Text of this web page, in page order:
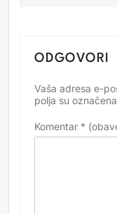
ODGOVORI
Vaša adresa e-
polja su
Komentar *
Alternative: